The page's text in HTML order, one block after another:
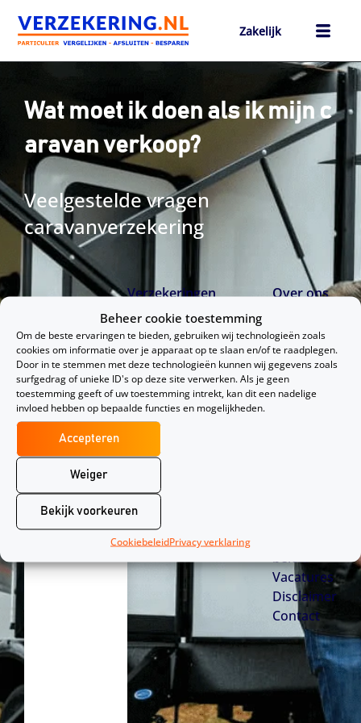
Beheer cookie toestemming
Om de beste ervaringen te bieden, gebruiken wij technologieën zoals
cookies om informatie over je apparaat op te slaan en/of te raadplegen.
Door in te stemmen met deze technologieën kunnen wij gegevens zoals
surfgedrag of unieke ID's op deze site verwerken. Als je geen
toestemming geeft of uw toestemming intrekt, kan dit een nadelige
invloed hebben op bepaalde functies en mogelijkheden.
Accepteren
Weiger
Bekijk voorkeuren
CookiebeleidPrivacy verklaring
naar
inhoud
Zakelijk
Wat moet ik doen als ik mijn c
aravan verkoop?
Veelgestelde vragen
caravanverzekering
I
n
s
t
a
g
r
a
m
L
i
n
k
e
d
i
n
F
a
c
e
b
o
o
k
-
s
u
Verzekeringen
Over ons
ekering.nl
Ons team
Dienstverl
ening
beleid
Vacatures
Disclaimer
Contact